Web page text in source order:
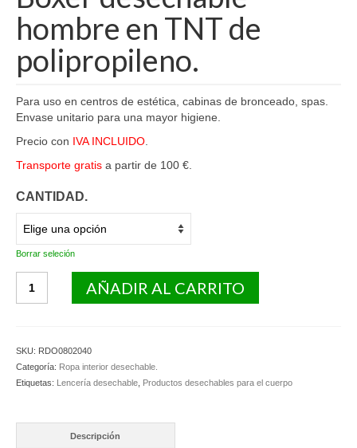
hombre en TNT de
polipropileno.
Para uso en centros de estética, cabinas de bronceado, spas.
Envase unitario para una mayor higiene.
Precio con IVA INCLUIDO
Transporte gratis a partir de 100 €.
CANTIDAD.
Borrar seleción
desechable
polipropileno.
cantidad
AÑADIR AL CARRITO
SKU: RDO0802040
Categoría: Ropa interior desechable.
Etiquetas: Lencería desechable Productos desechables para el cuerpo
Descripción